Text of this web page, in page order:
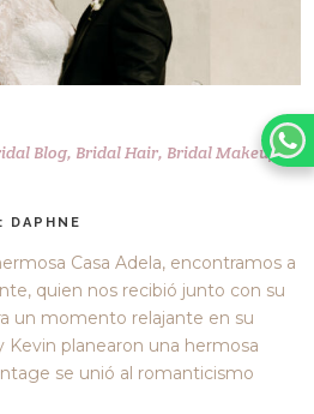
Blog, Bridal Hair, Bridal Makeup,
DAPHNE
Casa Adela, encontramos a
quien nos recibió junto con su
un momento relajante en su
planearon una hermosa
se unió al romanticismo